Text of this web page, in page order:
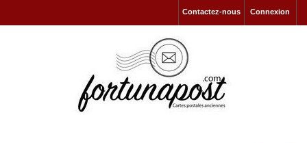
Connexion
Contactez-nous